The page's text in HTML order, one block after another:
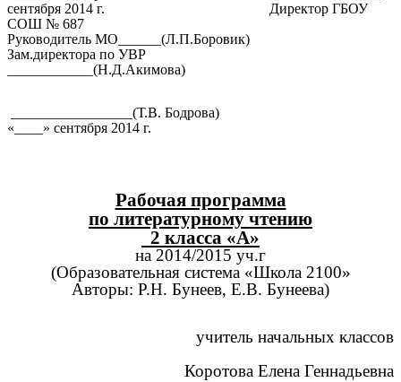
сентября 2014 г. Директор ГБОУ
СОШ № 687
Руководитель МО______(Л.П.Боровик)
Зам.директора по УВР
____________(Н.Д.Акимова)
_________________(Т.В. Бодрова)
«____» сентября 2014 г.
Рабочая программа
по литературному чтению
2 класса «А»
на 2014/2015 уч.г
(Образовательная система «Школа 2100»
Авторы: Р.Н. Бунеев, Е.В. Бунеева)
учитель начальных классов
Коротова Елена Геннадьевна